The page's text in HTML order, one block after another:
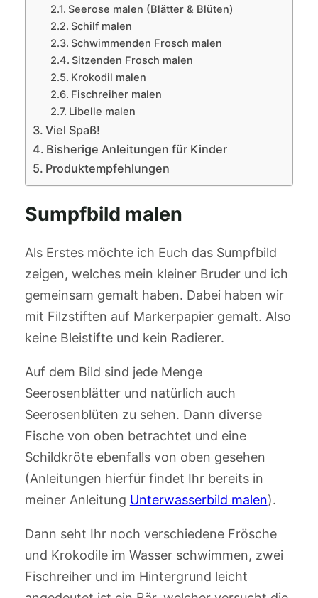
Seerose malen (Blätter & Blüten)
Schilf malen
Schwimmenden Frosch malen
Sitzenden Frosch malen
Krokodil malen
Fischreiher malen
Libelle malen
Viel Spaß!
Bisherige Anleitungen für Kinder
Produktempfehlungen
Sumpfbild malen
Als Erstes möchte ich Euch das Sumpfbild
zeigen, welches mein kleiner Bruder und ich
gemeinsam gemalt haben. Dabei haben wir
mit Filzstiften auf Markerpapier gemalt. Also
keine Bleistifte und kein Radierer.
Auf dem Bild sind jede Menge
Seerosenblätter und natürlich auch
Seerosenblüten zu sehen. Dann diverse
Fische von oben betrachtet und eine
Schildkröte ebenfalls von oben gesehen
(Anleitungen hierfür findet Ihr bereits in
meiner Anleitung Unterwasserbild malen).
Dann seht Ihr noch verschiedene Frösche
und Krokodile im Wasser schwimmen, zwei
Fischreiher und im Hintergrund leicht